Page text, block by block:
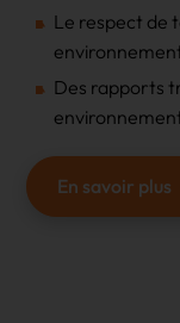
Le respect de
Des rapports
En savoir plus